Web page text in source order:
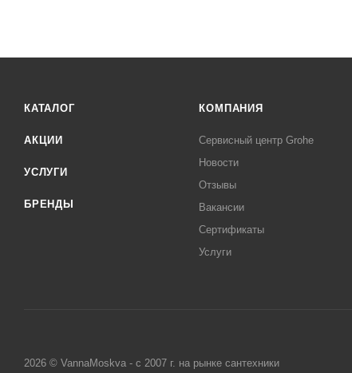
КАТАЛОГ
АКЦИИ
УСЛУГИ
БРЕНДЫ
КОМПАНИЯ
Сервисный центр Grohe
Новости
Отзывы
Вакансии
Сертификаты
Услуги
2026 © VannaMoskva - с 2007 г. на рынке сантехники